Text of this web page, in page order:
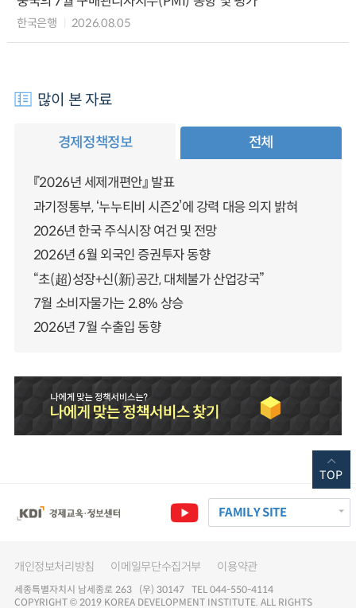
한국은행 2026.08.05
많이 본 자료
경제정책정보 전체
『2026년 세제개편안』 발표
과기정통부, ‘누누티비 시즌2’에 강력 대응 의지 밝혀
2026년 한국 주식시장 여건 및 전망
2026년 6월 외국인 증권투자 동향
“초(超)성장+신(新)공간, 대체불가 산업강국”
7월 소비자물가는 2.8% 상승
2026년 7월 수출입 동향
FAMILY SITE
개인정보처리방침 이메일무단수집거부 이용약관
세종특별자치시 남세종로 263 (우) 30147 TEL 044-550-4114
COPYRIGHT © 2019 KOREA DEVELOPMENT INSTITUTE. ALL RIGHTS
TOP